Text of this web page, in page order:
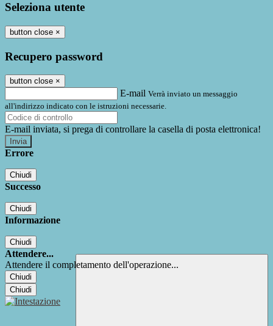
Seleziona utente
button close ×
Recupero password
button close ×
E-mail Verrà inviato un messaggio
all'indirizzo indicato con le istruzioni necessarie.
E-mail inviata, si prega di controllare la casella di posta elettronica!
Errore
Chiudi
Successo
Chiudi
Informazione
Chiudi
Attendere...
Attendere il completamento dell'operazione...
Chiudi
Chiudi